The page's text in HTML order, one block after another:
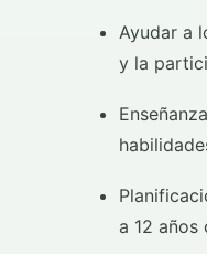
Ayudar a
y la
a 12 años